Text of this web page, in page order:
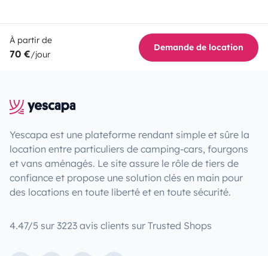
À partir de
70 €/jour
Demande de location
Yescapa est une plateforme rendant simple et sûre la
location entre particuliers de camping-cars, fourgons
et vans aménagés. Le site assure le rôle de tiers de
confiance et propose une solution clés en main pour
des locations en toute liberté et en toute sécurité.
4.47/5 sur 3223 avis clients sur Trusted Shops